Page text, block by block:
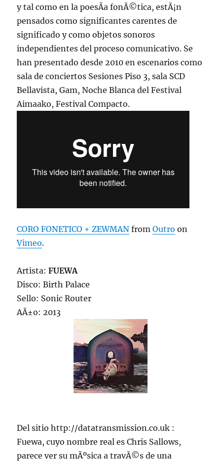
y tal como en la poesÃ­a fonÃ©tica, estÃ¡n
pensados como significantes carentes de
significado y como objetos sonoros
independientes del proceso comunicativo. Se
han presentado desde 2010 en escenarios como
sala de conciertos Sesiones Piso 3, sala SCD
Bellavista, Gam, Noche Blanca del Festival
Aimaako, Festival Compacto.
CORO FONETICO + ZEWMAN fromOutro on
Vimeo.
Artista:FUEWA
Disco: Birth Palace
Sello: Sonic Router
AÃ±o: 2013
Del sitio http://datatransmission.co.uk :
Fuewa, cuyo nombre real es Chris Sallows,
parece ver su mÃºsica a travÃ©s de una